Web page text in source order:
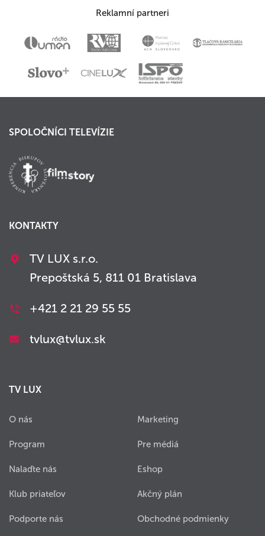
Reklamní partneri
SPOLOČNÍCI TELEVÍZIE
KONTAKTY
TV LUX s.r.o.
Prepoštská 5, 811 01 Bratislava
+421 2 21 29 55 55
tvlux@tvlux.sk
TV LUX
O nás
Program
Nalaďte nás
Klub priateľov
Podporte nás
Marketing
Pre médiá
Eshop
Akčný plán
Obchodné podmienky